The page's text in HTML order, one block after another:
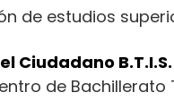
de estudios
Ciudadano
de Bachillerato